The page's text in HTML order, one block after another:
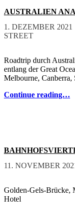
AUSTRALIEN
POSTED ON:
1. DEZEMBER 2021
STREET
Roadtrip durch
entlang der Great
Melbourne, Canberra,
Continue reading…
POSTED ON:
11. NOVEMBER
Golden-Gels-Brücke,
Hotel